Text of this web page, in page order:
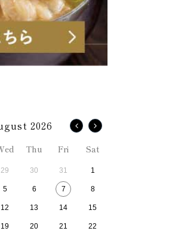
2026
Thu Fri Sat
29 30 31 1
5 6 7 8
12 13 14 15
19 20 21 22